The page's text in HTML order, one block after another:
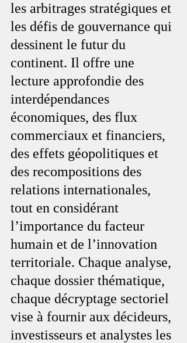
les arbitrages stratégiques et
les défis de gouvernance qui
dessinent le futur du
continent. Il offre une
lecture approfondie des
interdépendances
économiques, des flux
commerciaux et financiers,
des effets géopolitiques et
des recompositions des
relations internationales,
tout en considérant
l’importance du facteur
humain et de l’innovation
territoriale. Chaque analyse,
chaque dossier thématique,
chaque décryptage sectoriel
vise à fournir aux décideurs,
investisseurs et analystes les